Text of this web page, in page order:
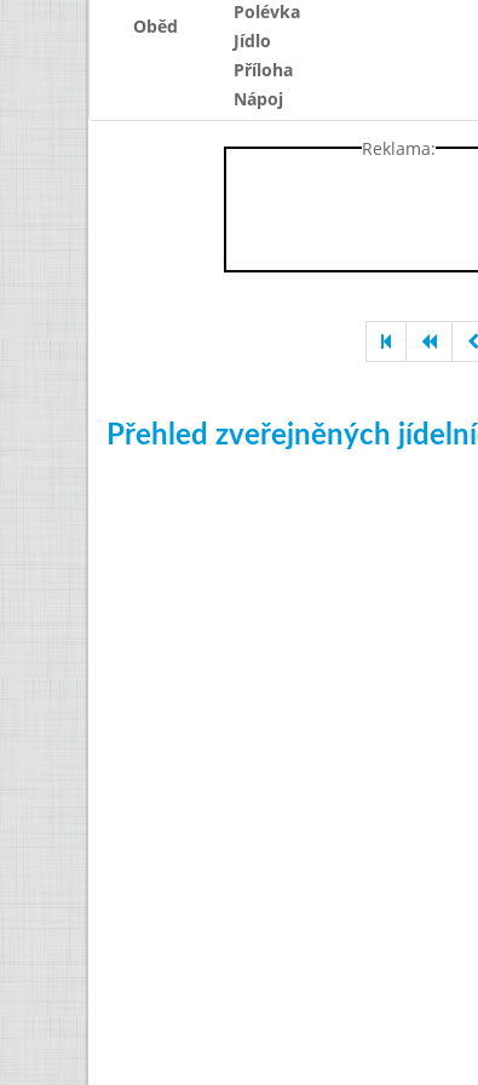
Oběd
Polévka
Jídlo
Příloha
Nápoj
Reklama:
Přehled zveřejněných